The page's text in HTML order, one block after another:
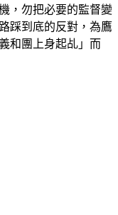
，勿把必要的監督變
踩到底的反對，為鷹
和團上身起乩」而